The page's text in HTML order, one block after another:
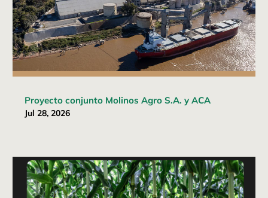
Proyecto conjunto Molinos Agro S.A. y ACA
Jul 28, 2026